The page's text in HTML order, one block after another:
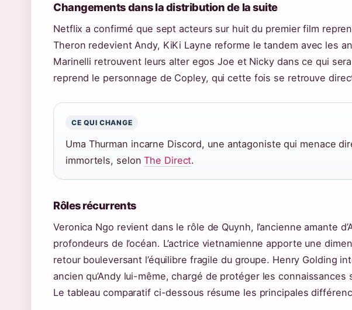
Changements dans la distribution de la suite
Netflix a confirmé que sept acteurs sur huit du premier film
Theron redevient Andy, KiKi Layne reforme le tandem avec les
Marinelli retrouvent leurs alter egos Joe et Nicky dans ce qui
reprend le personnage de Copley, qui cette fois se retrouve
CE QUI CHANGE
Uma Thurman incarne Discord, une antagoniste qui menace
immortels, selonThe Direct.
Rôles récurrents
Veronica Ngo revient dans le rôle de Quynh, l’ancienne amante
profondeurs de l’océan. L’actrice vietnamienne apporte une
retour bouleversant l’équilibre fragile du groupe. Henry Golding
ancien qu’Andy lui-même, chargé de protéger les
Le tableau comparatif ci-dessous résume les principales